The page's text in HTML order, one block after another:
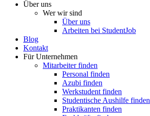
Über uns
Wer wir sind
Über uns
Arbeiten bei StudentJob
Blog
Kontakt
Für Unternehmen
Mitarbeiter finden
Personal finden
Azubi finden
Werkstudent finden
Studentische Aushilfe finden
Praktikanten finden